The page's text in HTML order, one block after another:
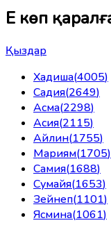
Ең көп
Қыздар
Хадиша(4005)
Садия(2649)
Асма(2298)
Асия(2115)
Айлин(1755)
Мариям(1705)
Самия(1688)
Сумайя(1653)
Зейнеп(1101)
Ясмина(1061)